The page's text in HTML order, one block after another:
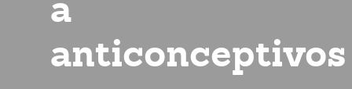
anticonceptivos